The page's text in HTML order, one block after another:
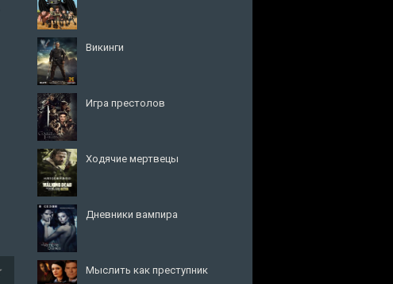
Викинги
Игра престолов
Ходячие мертвецы
Дневники вампира
Мыслить как преступник